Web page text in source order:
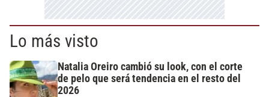
Lo más visto
Natalia Oreiro cambió su look, con el corte
de pelo que será tendencia en el resto del
2026